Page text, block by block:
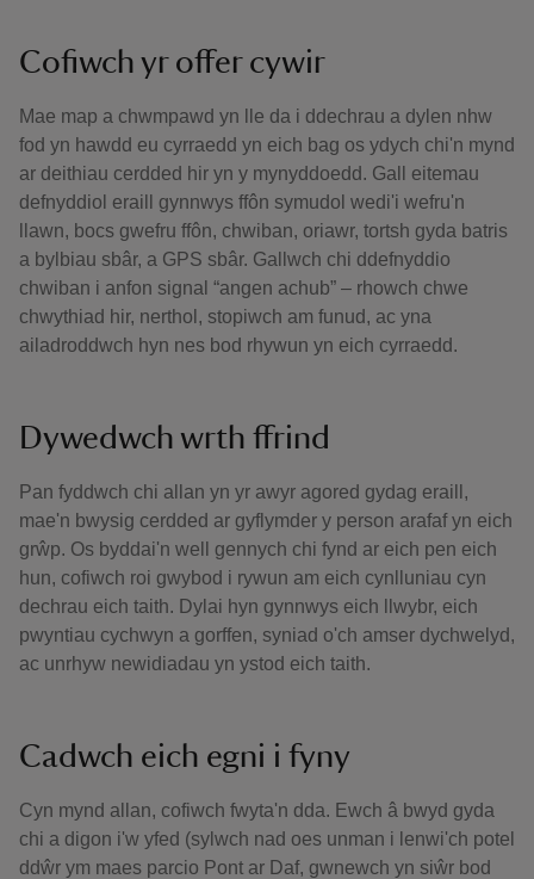
Cofiwch yr offer cywir
Mae map a chwmpawd yn lle da i ddechrau a dylen nhw
fod yn hawdd eu cyrraedd yn eich bag os ydych chi'n mynd
ar deithiau cerdded hir yn y mynyddoedd. Gall eitemau
defnyddiol eraill gynnwys ffôn symudol wedi'i wefru'n
llawn, bocs gwefru ffôn, chwiban, oriawr, tortsh gyda batris
a bylbiau sbâr, a GPS sbâr. Gallwch chi ddefnyddio
chwiban i anfon signal “angen achub” – rhowch chwe
chwythiad hir, nerthol, stopiwch am funud, ac yna
ailadroddwch hyn nes bod rhywun yn eich cyrraedd.
Dywedwch wrth ffrind
Pan fyddwch chi allan yn yr awyr agored gydag eraill,
mae'n bwysig cerdded ar gyflymder y person arafaf yn eich
grŵp. Os byddai'n well gennych chi fynd ar eich pen eich
hun, cofiwch roi gwybod i rywun am eich cynlluniau cyn
dechrau eich taith. Dylai hyn gynnwys eich llwybr, eich
pwyntiau cychwyn a gorffen, syniad o'ch amser dychwelyd,
ac unrhyw newidiadau yn ystod eich taith.
Cadwch eich egni i fyny
Cyn mynd allan, cofiwch fwyta'n dda. Ewch â bwyd gyda
chi a digon i'w yfed (sylwch nad oes unman i lenwi'ch potel
ddŵr ym maes parcio Pont ar Daf, gwnewch yn siŵr bod